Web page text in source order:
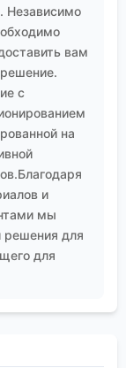
Независимо
вам
с
на
и
мы
решения для
для